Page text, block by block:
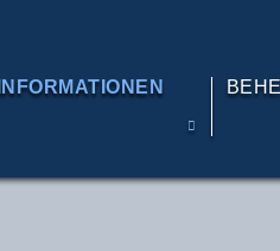
INFORMATIONEN